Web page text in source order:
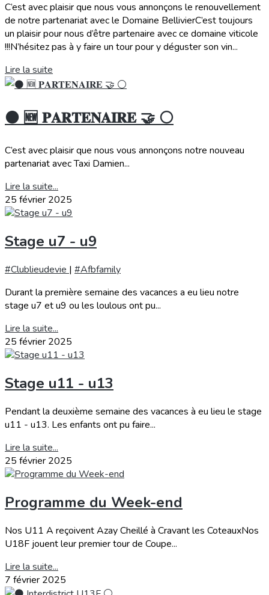
C’est avec plaisir que nous vous annonçons le renouvellement
de notre partenariat avec le Domaine BellivierC’est toujours
un plaisir pour nous d’être partenaire avec ce domaine viticole
!!!N’hésitez pas à y faire un tour pour y déguster son vin...
Lire la suite
⚫️ 🆕 𝐏𝐀𝐑𝐓𝐄𝐍𝐀𝐈𝐑𝐄 🤝 ⚪️
C’est avec plaisir que nous vous annonçons notre nouveau
partenariat avec Taxi Damien...
Lire la suite...
25 février 2025
Stage u7 - u9
#Clublieudevie | #Afbfamily
Durant la première semaine des vacances a eu lieu notre
stage u7 et u9 ou les loulous ont pu...
Lire la suite...
25 février 2025
Stage u11 - u13
Pendant la deuxième semaine des vacances à eu lieu le stage
u11 - u13. Les enfants ont pu faire...
Lire la suite...
25 février 2025
Programme du Week-end
Nos U11 A reçoivent Azay Cheillé à Cravant les CoteauxNos
U18F jouent leur premier tour de Coupe...
Lire la suite...
7 février 2025